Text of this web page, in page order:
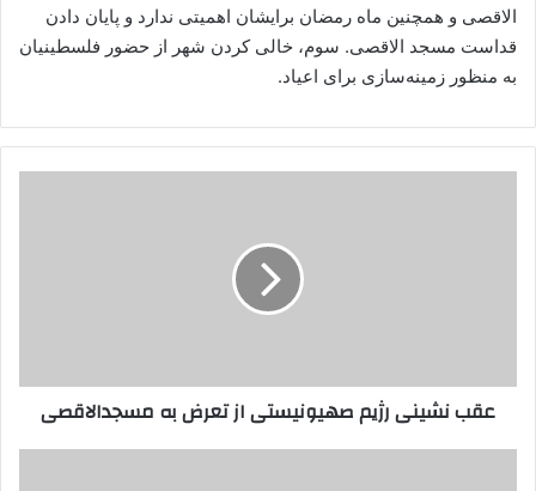
الاقصی و همچنین ماه رمضان برایشان اهمیتی ندارد و پایان دادن
قداست مسجد الاقصی. سوم، خالی کردن شهر از حضور فلسطینیان
به منظور زمینه‌سازی برای اعیاد.
عقب نشینی رژیم صهیونیستی از تعرض به مسجدالاقصی